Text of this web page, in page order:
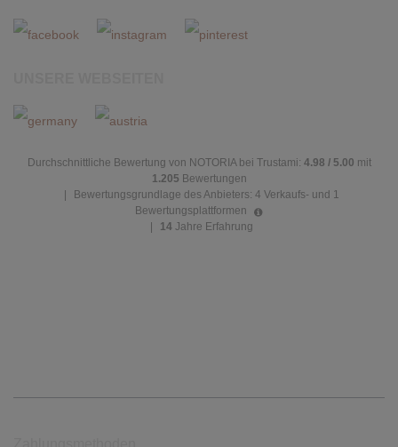
Durchschnittliche Bewertung von NOTORIA bei Trustami: 4.98 / 5.00 mit
1.205 Bewertungen
Bewertungsgrundlage des Anbieters: 4 Verkaufs- und 1
Bewertungsplattformen
14 Jahre Erfahrung